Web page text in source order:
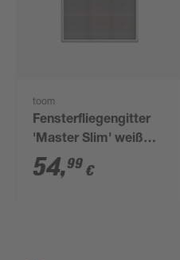
toom
Fensterfliegengitter
'Master Slim' weiß
130 x 150 cm
54,99 €